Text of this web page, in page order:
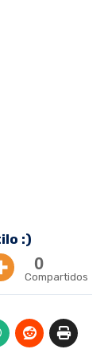
:)
0
Compartidos